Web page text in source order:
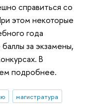
справиться со
этом некоторые
года
за экзамены,
В
подробнее.
магистратура